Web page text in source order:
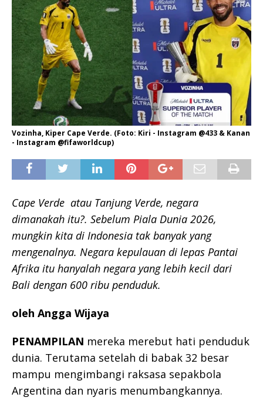
Vozinha, Kiper Cape Verde. (Foto: Kiri - Instagram @433 & Kanan
- Instagram @fifaworldcup)
Cape Verde atau Tanjung Verde, negara
dimanakah itu?. Sebelum Piala Dunia 2026,
mungkin kita di Indonesia tak banyak yang
mengenalnya. Negara kepulauan di lepas Pantai
Afrika itu hanyalah negara yang lebih kecil dari
Bali dengan 600 ribu penduduk.
oleh Angga Wijaya
PENAMPILAN mereka merebut hati penduduk
dunia. Terutama setelah di babak 32 besar
mampu mengimbangi raksasa sepakbola
Argentina dan nyaris menumbangkannya.